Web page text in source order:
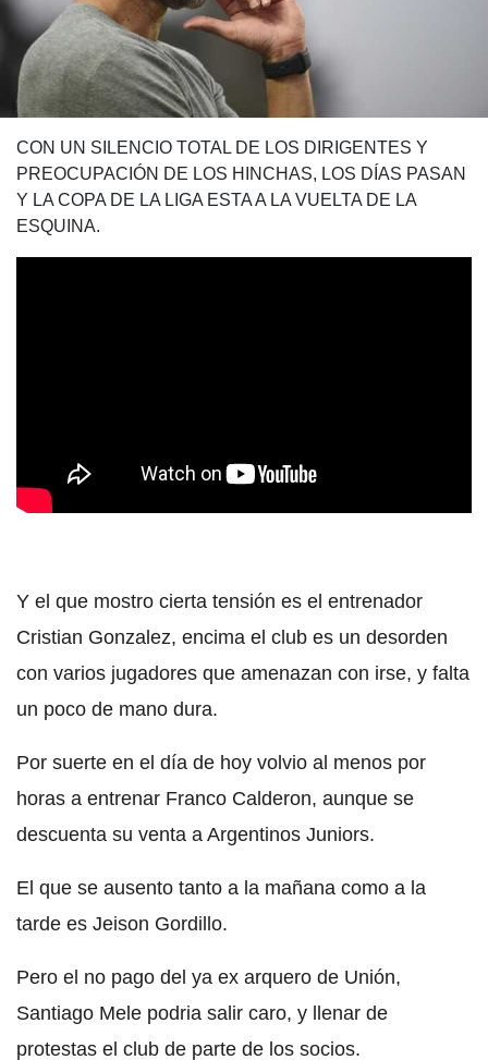
CON UN SILENCIO TOTAL DE LOS DIRIGENTES Y
PREOCUPACIÓN DE LOS HINCHAS, LOS DÍAS PASAN
Y LA COPA DE LA LIGA ESTA A LA VUELTA DE LA
ESQUINA.
Y el que mostro cierta tensión es el entrenador
Cristian Gonzalez, encima el club es un desorden
con varios jugadores que amenazan con irse, y falta
un poco de mano dura.
Por suerte en el día de hoy volvio al menos por
horas a entrenar Franco Calderon, aunque se
descuenta su venta a Argentinos Juniors.
El que se ausento tanto a la mañana como a la
tarde es Jeison Gordillo.
Pero el no pago del ya ex arquero de Unión,
Santiago Mele podria salir caro, y llenar de
protestas el club de parte de los socios.